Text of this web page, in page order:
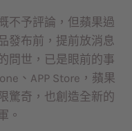
不予評論，但蘋果過
發布前，提前放消息
問世，已是眼前的事
、APP Store，蘋果
驚奇，也創造全新的
。